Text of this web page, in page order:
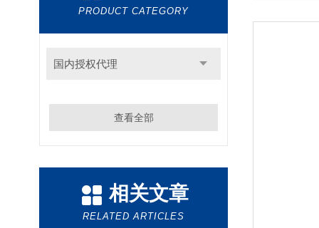
PRODUCT CATEGORY
国内授权代理
查看全部
相关文章
RELATED ARTICLES